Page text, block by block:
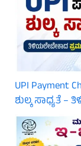
UPI Payment
ಶುಲ್ಕ ಸಾಧ್ಯತೆ